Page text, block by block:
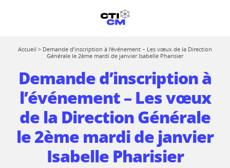
Accueil > Demande d’inscription à l’événement – Les vœux de la Direction
Générale le 2ème mardi de janvier Isabelle Pharisier
Demande d’inscription à
l’événement – Les vœux
de la Direction Générale
le 2ème mardi de janvier
Isabelle Pharisier